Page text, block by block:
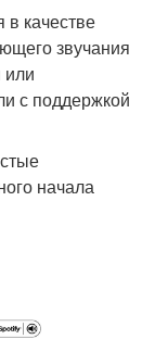
в качестве
звучания
или
с поддержкой
начала